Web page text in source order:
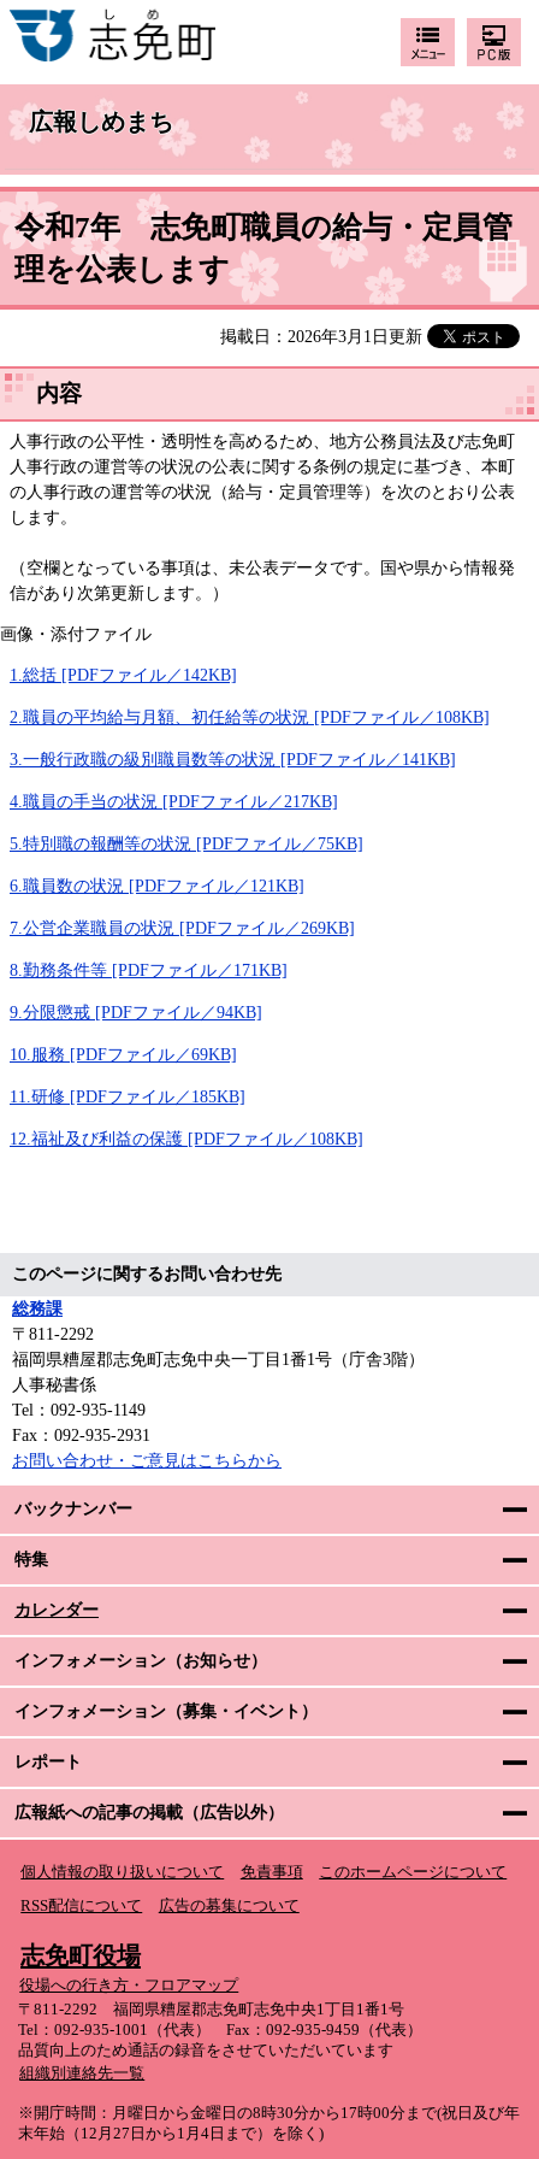
広報しめまち
バックナンバー
特集
カレンダー
インフォメーション（お知らせ）
インフォメーション（募集・イベント）
レポート
広報紙への記事の掲載（広告以外）
令和7年 志免町職員の給与・定員管
理を公表します
掲載日：2026年3月1日更新
内容
人事行政の公平性・透明性を高めるため、地方公務員法及び志免町
人事行政の運営等の状況の公表に関する条例の規定に基づき、本町
の人事行政の運営等の状況（給与・定員管理等）を次のとおり公表
します。
（空欄となっている事項は、未公表データです。国や県から情報発
信があり次第更新します。）
画像・添付ファイル
1.総括 [PDFファイル／142KB]
2.職員の平均給与月額、初任給等の状況 [PDFファイル／108KB]
3.一般行政職の級別職員数等の状況 [PDFファイル／141KB]
4.職員の手当の状況 [PDFファイル／217KB]
5.特別職の報酬等の状況 [PDFファイル／75KB]
6.職員数の状況 [PDFファイル／121KB]
7.公営企業職員の状況 [PDFファイル／269KB]
8.勤務条件等 [PDFファイル／171KB]
9.分限懲戒 [PDFファイル／94KB]
10.服務 [PDFファイル／69KB]
11.研修 [PDFファイル／185KB]
12.福祉及び利益の保護 [PDFファイル／108KB]
このページに関するお問い合わせ先
総務課
〒811-2292
福岡県糟屋郡志免町志免中央一丁目1番1号（庁舎3階）
人事秘書係
Tel：092-935-1149
Fax：092-935-2931
お問い合わせ・ご意見はこちらから
個人情報の取り扱いについて 免責事項
このホームページについて
RSS配信について
広告の募集について
志免町役場
役場への行き方・フロアマップ
〒811-2292 福岡県糟屋郡志免町志免中央1丁目1番1号
Tel：092-935-1001（代表） Fax：092-935-9459（代表）
品質向上のため通話の録音をさせていただいています
組織別連絡先一覧
※開庁時間：月曜日から金曜日の8時30分から17時00分まで(祝日及び年
末年始（12月27日から1月4日まで）を除く)